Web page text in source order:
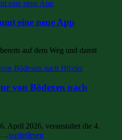
eine neue App
auf dem Weg und damit
von Bödexen nach
April 2026, veranstaltet die 4.
…weiterlesen